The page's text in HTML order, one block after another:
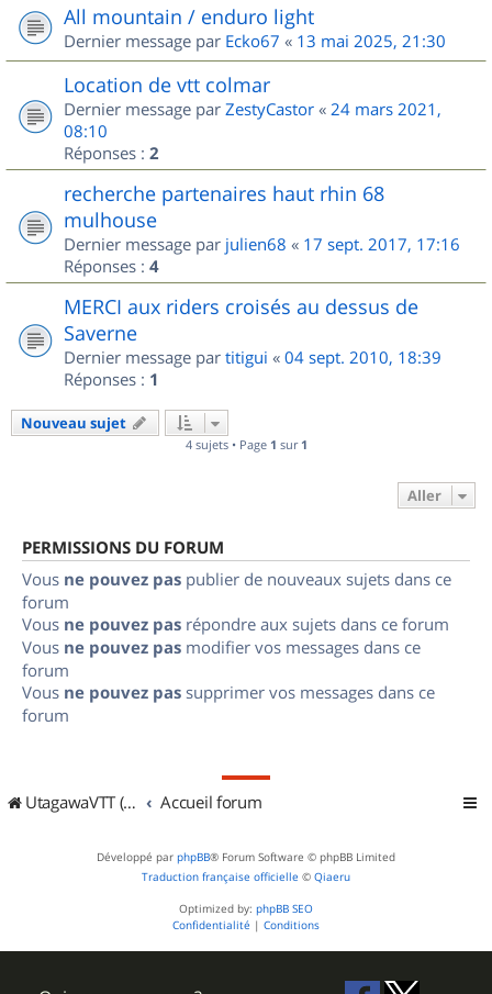
All mountain / enduro light
Dernier message par Ecko67 « 13 mai 2025, 21:30
Location de vtt colmar
Dernier message par ZestyCastor « 24 mars 2021,
08:10
Réponses : 2
recherche partenaires haut rhin 68
mulhouse
Dernier message par julien68 « 17 sept. 2017, 17:16
Réponses : 4
MERCI aux riders croisés au dessus de
Saverne
Dernier message par titigui « 04 sept. 2010, 18:39
Réponses : 1
Nouveau sujet
4 sujets • Page 1 sur 1
Aller
PERMISSIONS DU FORUM
Vous ne pouvez pas publier de nouveaux sujets dans ce
forum
Vous ne pouvez pas répondre aux sujets dans ce forum
Vous ne pouvez pas modifier vos messages dans ce
forum
Vous ne pouvez pas supprimer vos messages dans ce
forum
UtagawaVTT (Randos VTT et VTTAE avec traces GPS) Accueil forum
Développé par phpBB® Forum Software © phpBB Limited
Traduction française officielle © Qiaeru
Optimized by: phpBB SEO
Confidentialité | Conditions